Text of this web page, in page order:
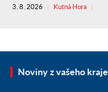
3. 8. 2026 Kutná Hora
Noviny z vašeho kraje